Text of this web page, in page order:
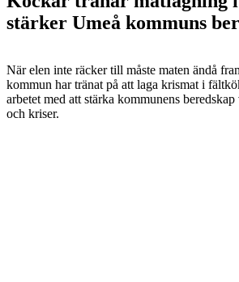
stärker Umeå kommuns
När elen inte räcker till måste maten ändå
kommun har tränat på att laga krismat i
arbetet med att stärka kommunens
och kriser.